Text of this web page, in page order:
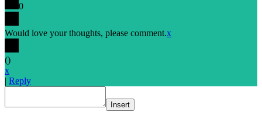
0
Would love your thoughts, please comment.x
()
x
| Reply
Insert